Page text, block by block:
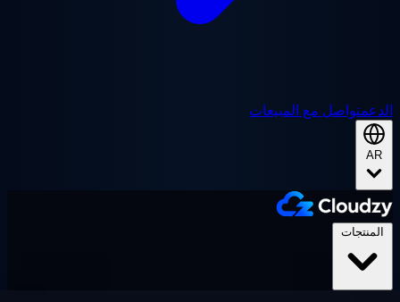
تواصل مع المبيعات